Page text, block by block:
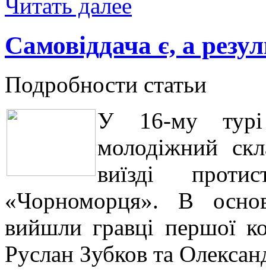
Читать далее
Самовіддача є, а
Подробности статьи
У 16-му турі
молодіжний
виїзді
«Чорноморця». В
вийшли гравці першої
Руслан Зубков та